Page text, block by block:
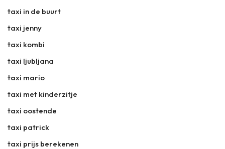
taxi in de buurt
taxi jenny
taxi kombi
taxi ljubljana
taxi mario
taxi met kinderzitje
taxi oostende
taxi patrick
taxi prijs berekenen